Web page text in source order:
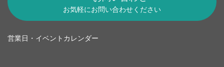
お気軽にお問い合わせください
営業日・イベントカレンダー